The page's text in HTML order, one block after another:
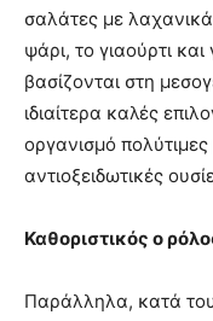
σαλάτες με
ψάρι, το γιαούρτι
βασίζονται στη
ιδιαίτερα καλές
οργανισμό
αντιοξειδωτικές
Καθοριστικός ο
Παράλληλα, κατά